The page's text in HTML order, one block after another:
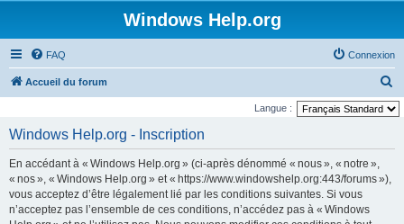
Windows Help.org
FAQ Connexion
Accueil du forum
e
Langue :
Windows Help.org - Inscription
En accédant à « Windows Help.org » (ci-après dénommé « nous », « notre »,
« nos », « Windows Help.org » et « https://www.windowshelp.org:443/forums »),
vous acceptez d’être légalement lié par les conditions suivantes. Si vous
n’acceptez pas l’ensemble de ces conditions, n’accédez pas à « Windows